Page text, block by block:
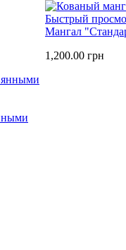
Быстрый
Мангал
1,200.00 грн